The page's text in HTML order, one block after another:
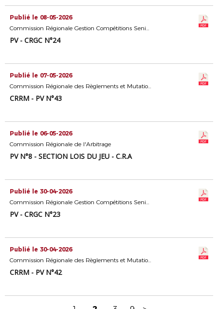
Publié le 08-05-2026
Commission Régionale Gestion Compétitions Seniors
PV - CRGC N°24
Publié le 07-05-2026
Commission Régionale des Règlements et Mutations
CRRM - PV N°43
Publié le 06-05-2026
Commission Régionale de l'Arbitrage
PV N°8 - SECTION LOIS DU JEU - C.R.A
Publié le 30-04-2026
Commission Régionale Gestion Compétitions Seniors
PV - CRGC N°23
Publié le 30-04-2026
Commission Régionale des Règlements et Mutations
CRRM - PV N°42